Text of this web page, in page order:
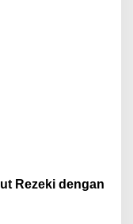
Rezeki dengan